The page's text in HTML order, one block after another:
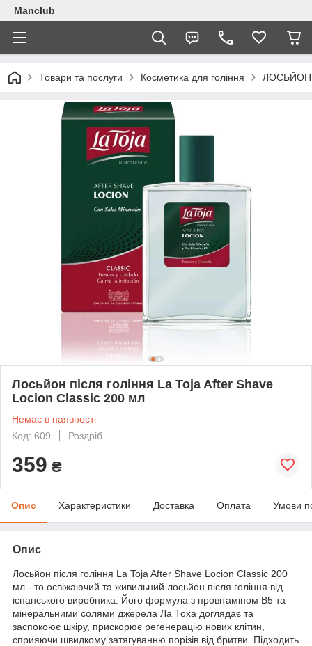
Manclub
Товари та послуги Косметика для гоління ЛОСЬЙОН
Лосьйон після гоління La Toja After Shave
Locion Classic 200 мл
Немає в наявності
Код: 609
Роздріб
359 ₴
Опис Характеристики Доставка Оплата Умови
Опис
Лосьйон після гоління La Toja After Shave Locion Classic 200
мл - то освіжаючий та живильний лосьйон після гоління від
іспанського виробника. Його формула з провітаміном B5 та
мінеральними солями джерела Ла Тоха доглядає та
заспокоює шкіру, прискорює регенерацію нових клітин,
сприяючи швидкому затягуванню порізів від бритви. Підходить